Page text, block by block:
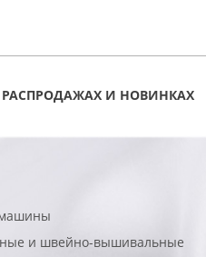
И НОВИНКАХ
и швейно-вышивальные